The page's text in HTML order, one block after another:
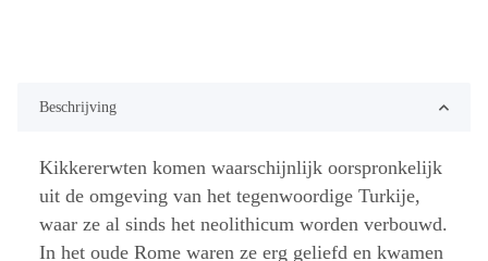
Beschrijving
Kikkererwten komen waarschijnlijk oorspronkelijk
uit de omgeving van het tegenwoordige Turkije,
waar ze al sinds het neolithicum worden verbouwd.
In het oude Rome waren ze erg geliefd en kwamen